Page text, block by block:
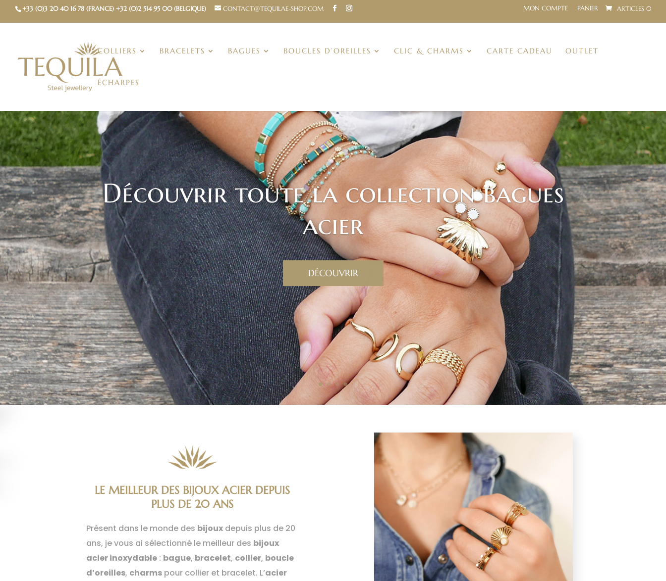
+33 (0)3 20 40 16 78 (FRANCE) +32 (0)2 514 95 00 (BELGIQUE) CONTACT@TEQUILAE-SHOP.COM MON COMPTE PANIER ARTICLES 0
COLLIERS BRACELETS BAGUES BOUCLES D’OREILLES CLIC & CHARMS CARTE CADEAU OUTLET
ÉCHARPES
Découvrir toute la collection bagues
acier
DÉCOUVRIR
LE MEILLEUR DES BIJOUX ACIER DEPUIS
PLUS DE 20 ANS
Présent dans le monde des bijoux depuis plus de 20
ans, je vous ai sélectionné le meilleur des bijoux
acier inoxydable : bague, bracelet, collier, boucle
d’oreilles, charms pour collier et bracelet. L’acier